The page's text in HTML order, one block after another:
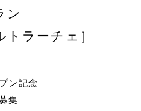
ン
ラーチェ］
ン記念
集